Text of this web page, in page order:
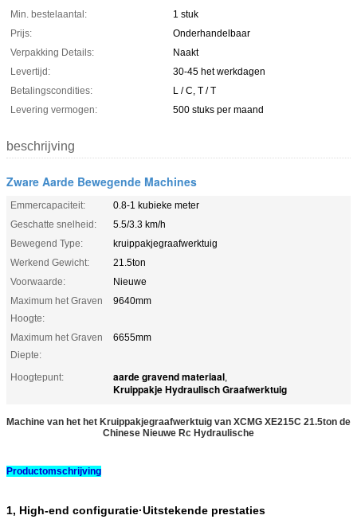
Min. bestelaantal:
1 stuk
Prijs:
Onderhandelbaar
Verpakking Details:
Naakt
Levertijd:
30-45 het werkdagen
Betalingscondities:
L / C, T / T
Levering vermogen:
500 stuks per maand
beschrijving
Zware Aarde Bewegende Machines
Emmercapaciteit:
0.8-1 kubieke meter
Geschatte snelheid:
5.5/3.3 km/h
Bewegend Type:
kruippakjegraafwerktuig
Werkend Gewicht:
21.5ton
Voorwaarde:
Nieuwe
Maximum het Graven
Hoogte:
9640mm
Maximum het Graven
Diepte:
6655mm
Hoogtepunt: aarde gravend materiaal,
Kruippakje Hydraulisch Graafwerktuig
Machine van het het Kruippakjegraafwerktuig van XCMG XE215C 21.5ton de
Chinese Nieuwe Rc Hydraulische
Productomschrijving
1, High-end configuratie·Uitstekende prestaties